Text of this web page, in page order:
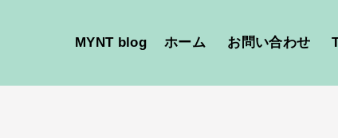
MYNT blog ホーム お問い合わせ